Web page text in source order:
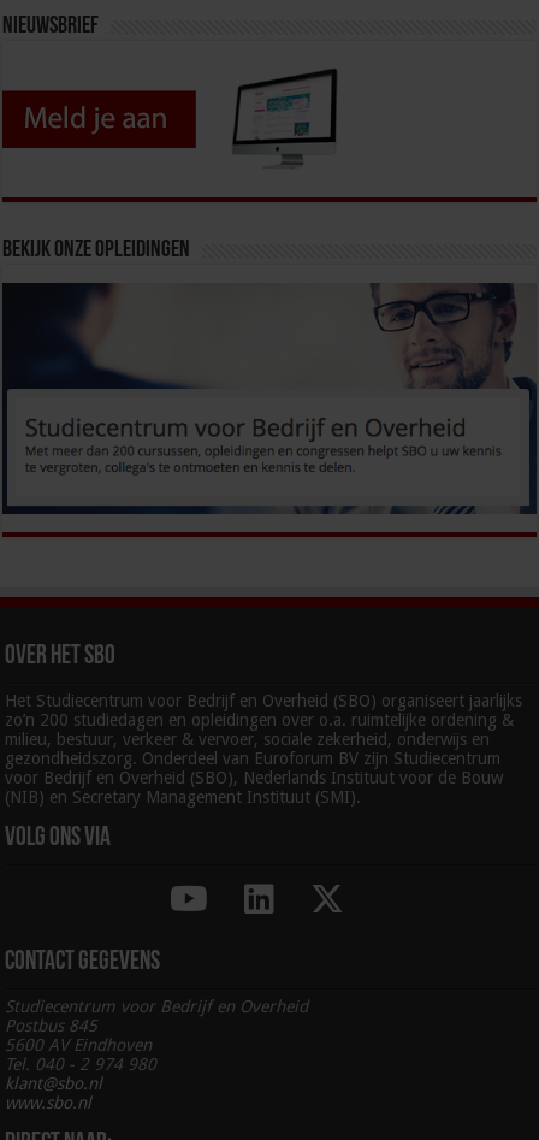
Nieuwsbrief
Bekijk onze opleidingen
Over het SBO
Het Studiecentrum voor Bedrijf en Overheid (SBO) organiseert jaarlijks
zo’n 200 studiedagen en opleidingen over o.a. ruimtelijke ordening &
milieu, bestuur, verkeer & vervoer, sociale zekerheid, onderwijs en
gezondheidszorg. Onderdeel van Euroforum BV zijn Studiecentrum
voor Bedrijf en Overheid (SBO), Nederlands Instituut voor de Bouw
(NIB) en Secretary Management Instituut (SMI).
Volg ons via
Contact gegevens
Studiecentrum voor Bedrijf en Overheid
Postbus 845
5600 AV Eindhoven
Tel. 040 - 2 974 980
klant@sbo.nl
www.sbo.nl